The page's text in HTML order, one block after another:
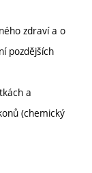
zdraví a o
pozdějších
a
(chemický